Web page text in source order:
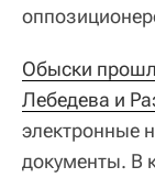
Обыски
Лебедева и
электронные
документы. В